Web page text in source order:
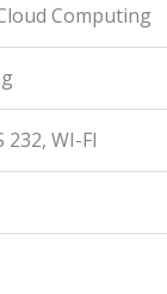
Computing
WI-FI